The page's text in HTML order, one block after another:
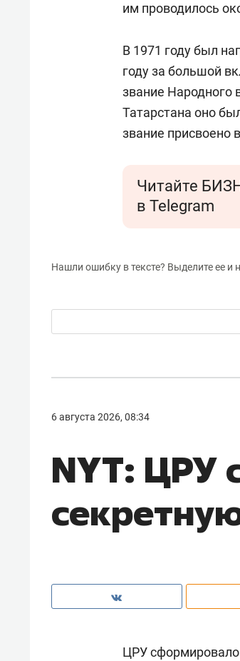
им проводилось
В 1971 году был
году за большой
звание Народного
Татарстана оно
звание присвоено
Читайте
в Telegram
Нашли ошибку в тексте? Выделите ее и
6 августа 2026, 08:34
NYT: ЦРУ
ЦРУ сформировало